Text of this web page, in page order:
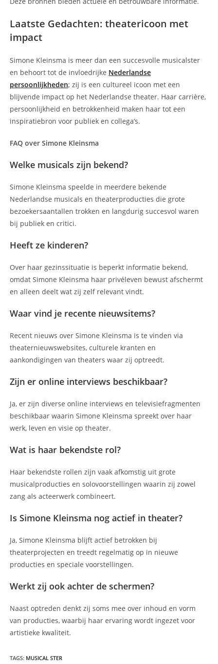
Laatste Gedachten: theatericoon met
impact
Simone Kleinsma is meer dan een succesvolle musicalster
en behoort tot de invloedrijke Nederlandse
persoonlijkheden; zij is een cultureel icoon met een
blijvende impact op het Nederlandse theater. Haar carrière,
persoonlijkheid en betrokkenheid maken haar tot een
inspiratiebron voor publiek en collega’s.
FAQ over Simone Kleinsma
Welke musicals zijn bekend?
Simone Kleinsma speelde in meerdere bekende
Nederlandse musicals en theaterproducties die grote
bezoekersaantallen trokken en langdurig succesvol waren
bij publiek en critici.
Heeft ze kinderen?
Over haar gezinssituatie is beperkt informatie bekend,
omdat Simone Kleinsma haar privéleven bewust afschermt
en alleen deelt wat zij zelf relevant vindt.
Waar vind je recente nieuwsitems?
Recent nieuws over Simone Kleinsma is te vinden via
theaternieuwswebsites, culturele kranten en
aankondigingen van theaters waar zij optreedt.
Zijn er online interviews beschikbaar?
Ja, er zijn diverse online interviews en televisiefragmenten
beschikbaar waarin Simone Kleinsma spreekt over haar
werk, leven en visie op theater.
Wat is haar bekendste rol?
Haar bekendste rollen zijn vaak afkomstig uit grote
musicalproducties en solovoorstellingen waarin zij zowel
zang als acteerwerk combineert.
Is Simone Kleinsma nog actief in theater?
Ja, Simone Kleinsma blijft actief betrokken bij
theaterprojecten en treedt regelmatig op in nieuwe
producties en speciale voorstellingen.
Werkt zij ook achter de schermen?
Naast optreden denkt zij soms mee over inhoud en vorm
van producties, waarbij haar ervaring wordt ingezet voor
artistieke kwaliteit.
TAGS: MUSICAL STER